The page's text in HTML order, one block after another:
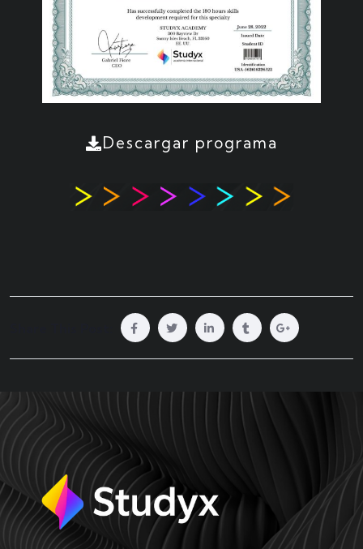
Descargar programa